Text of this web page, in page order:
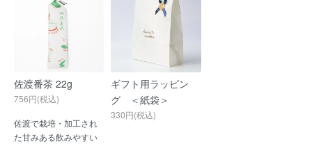
佐渡番茶 22g
756円(税込)
佐渡で栽培・加工され
た甘みある飲みやすい
ギフト用ラッピン
グ ＜紙袋＞
330円(税込)